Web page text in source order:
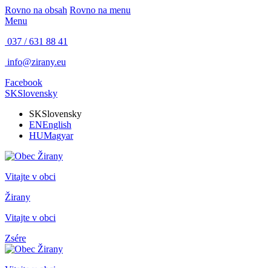
Rovno na obsah Rovno na menu
Menu
037 / 631 88 41
info@zirany.eu
Facebook
SKSlovensky
SKSlovensky
ENEnglish
HUMagyar
Vitajte v obci
Žirany
Vitajte v obci
Zsére